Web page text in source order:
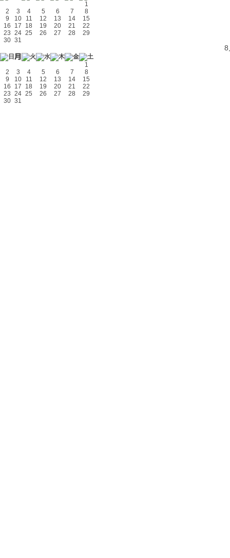
1
2
3 4 5 6 7
8
9
10 11 12 13 14
15
16
17 18 19 20 21
22
23 24 25 26 27 28
29
30 31
8
1
2
3 4 5 6 7
8
9
10 11 12 13 14
15
16
17 18 19 20 21
22
23 24 25 26 27 28
29
30 31